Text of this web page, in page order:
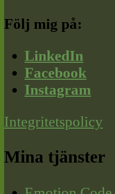
Följ mig på:
LinkedIn
Facebook
Instagram
Integritetspolicy
Mina tjänster